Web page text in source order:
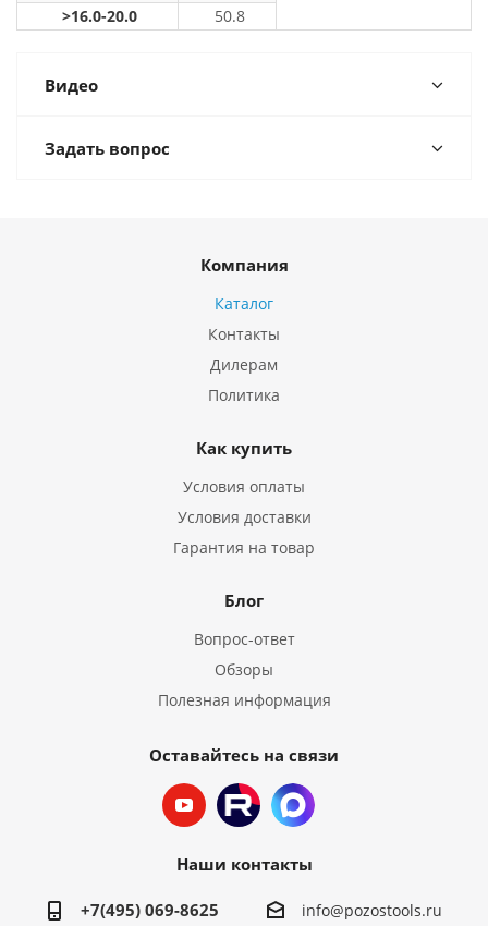
>16.0-20.0
50.8
Видео
Задать вопрос
Компания
Каталог
Контакты
Дилерам
Политика
Как купить
Условия оплаты
Условия доставки
Гарантия на товар
Блог
Вопрос-ответ
Обзоры
Полезная информация
Оставайтесь на связи
Наши контакты
+7(495) 069-8625 info@pozostools.ru